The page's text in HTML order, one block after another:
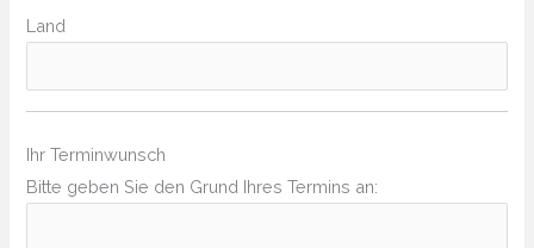
Land
Ihr Terminwunsch
Bitte geben Sie den Grund Ihres Termins an: